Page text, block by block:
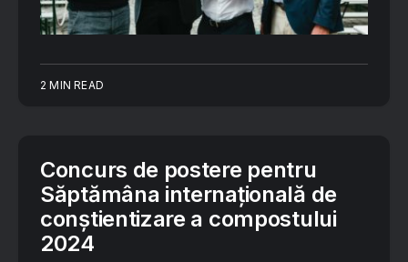
2 MIN READ
Concurs de postere pentru
Săptămâna internațională de
conștientizare a compostului
2024